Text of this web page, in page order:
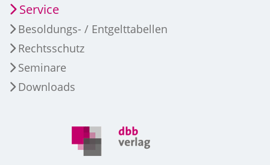
Service
Besoldungs- / Entgelttabellen
Rechtsschutz
Seminare
Downloads